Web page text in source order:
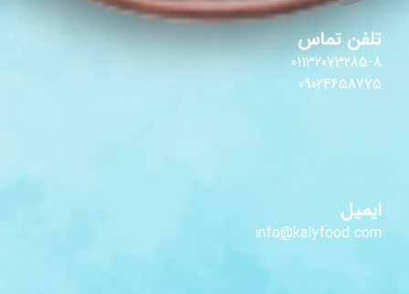
تلفن تماس
01132073285-8
09024658775
ایمیل
info@kalyfood.com